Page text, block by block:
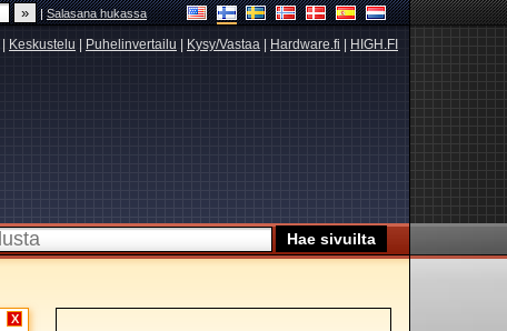
|Salasana hukassa
Keskustelu Puhelinvertailu Kysy/Vastaa Hardware.fi HIGH.FI
X